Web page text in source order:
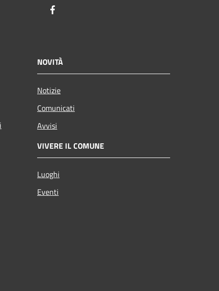
NOVITÀ
Notizie
Comunicati
Avvisi
VIVERE IL COMUNE
Luoghi
Eventi